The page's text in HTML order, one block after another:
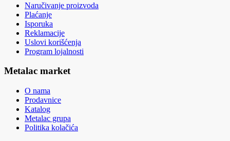
Naručivanje proizvoda
Plaćanje
Isporuka
Reklamacije
Uslovi korišćenja
Program lojalnosti
Metalac market
O nama
Prodavnice
Katalog
Metalac grupa
Politika kolačića